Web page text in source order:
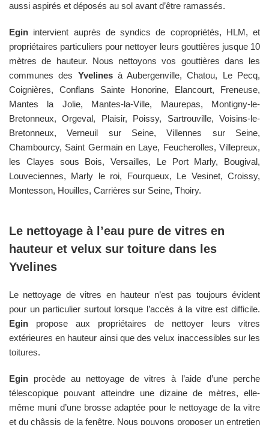
aussi aspirés et déposés au sol avant d’être ramassés.
Egin intervient auprès de syndics de copropriétés, HLM, et
propriétaires particuliers pour nettoyer leurs gouttières jusque 10
mètres de hauteur. Nous nettoyons vos gouttières dans les
communes des Yvelinesà Aubergenville, Chatou, Le Pecq,
Coignières, Conflans Sainte Honorine, Elancourt, Freneuse,
Mantes la Jolie, Mantes-la-Ville, Maurepas, Montigny-le-
Bretonneux, Orgeval, Plaisir, Poissy, Sartrouville, Voisins-le-
Bretonneux, Verneuil sur Seine, Villennes sur Seine,
Chambourcy, Saint Germain en Laye, Feucherolles, Villepreux,
les Clayes sous Bois, Versailles, Le Port Marly, Bougival,
Louveciennes, Marly le roi, Fourqueux, Le Vesinet, Croissy,
Montesson, Houilles, Carrières sur Seine, Thoiry.
Le nettoyage à l’eau pure de vitres en
hauteur et velux sur toiture dans les
Yvelines
Le nettoyage de vitres en hauteur n’est pas toujours évident
pour un particulier surtout lorsque l’accès à la vitre est difficile.
Egin propose aux propriétaires de nettoyer leurs vitres
extérieures en hauteur ainsi que des velux inaccessibles sur les
toitures.
Egin procède au nettoyage de vitres à l’aide d’une perche
télescopique pouvant atteindre une dizaine de mètres, elle-
même muni d’une brosse adaptée pour le nettoyage de la vitre
et du châssis de la fenêtre. Nous pouvons proposer un entretien